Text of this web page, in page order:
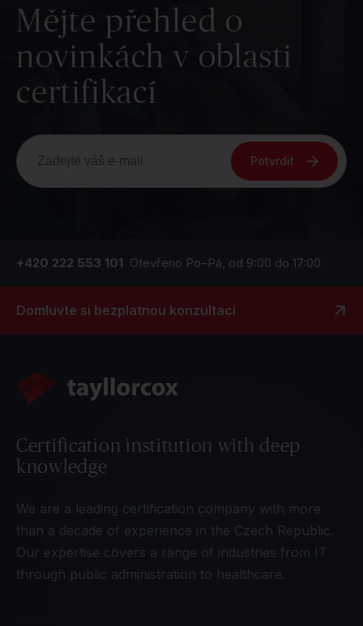
Mějte přehled o
novinkách v oblasti
certifikací
Potvrdit
+420 222 553 101 Otevřeno Po–Pá, od 9:00 do 17:00
Domluvte si bezplatnou konzultaci
Certification institution with deep
knowledge
We are a leading certification company with more
than a decade of experience in the Czech Republic.
Our expertise covers a range of industries from IT
through public administration to healthcare.